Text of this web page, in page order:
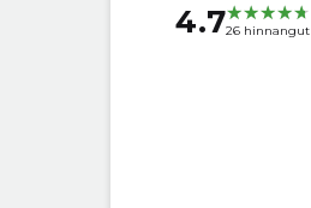
4.726 hinnangut